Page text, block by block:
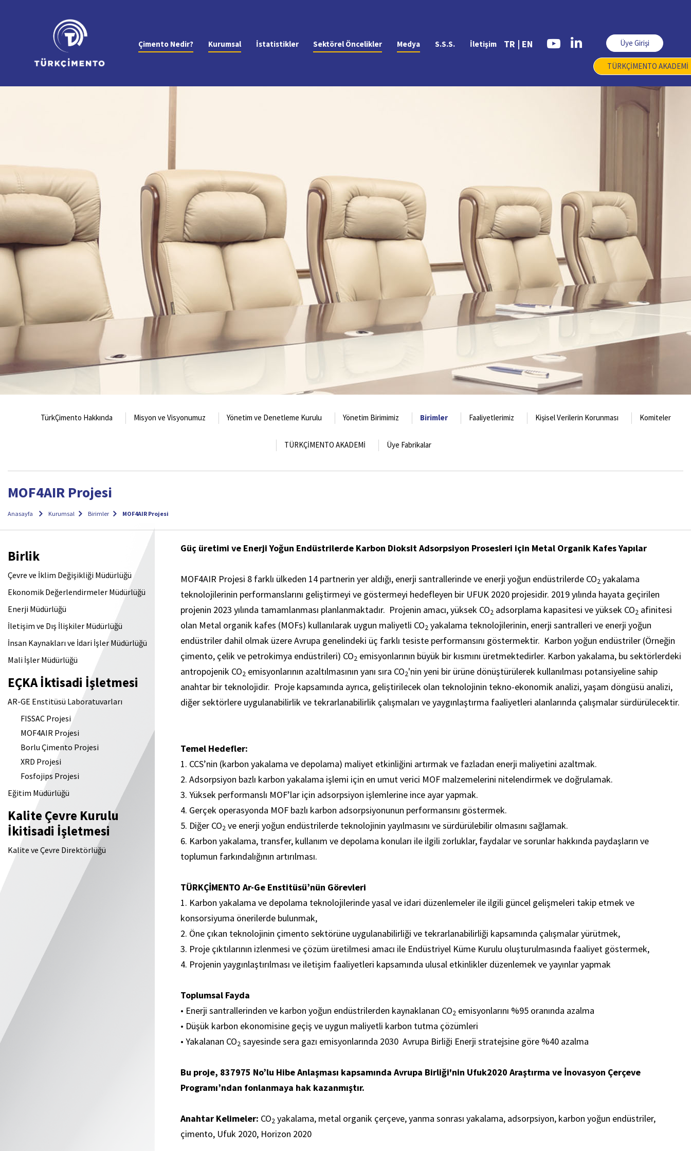
Çimento Nedir? Kurumsal İstatistikler Sektörel Öncelikler Medya S.S.S. İletişim TR | EN Üye Girişi
TÜRKÇİMENTO AKADEMİ
TürkÇimento Hakkında Misyon ve Visyonumuz Yönetim ve Denetleme Kurulu Yönetim Birimimiz Birimler Faaliyetlerimiz Kişisel Verilerin Korunması Komiteler
TÜRKÇİMENTO AKADEMİ Üye Fabrikalar
MOF4AIR Projesi
Anasayfa Kurumsal Birimler MOF4AIR Projesi
Birlik
Çevre ve İklim Değişikliği Müdürlüğü
Ekonomik Değerlendirmeler Müdürlüğü
Enerji Müdürlüğü
İletişim ve Dış İlişkiler Müdürlüğü
İnsan Kaynakları ve İdari İşler Müdürlüğü
Mali İşler Müdürlüğü
EÇKA İktisadi İşletmesi
AR-GE Enstitüsü Laboratuvarları
FISSAC Projesi
MOF4AIR Projesi
Borlu Çimento Projesi
XRD Projesi
Fosfojips Projesi
Eğitim Müdürlüğü
Kalite Çevre Kurulu
İkitisadi İşletmesi
Kalite ve Çevre Direktörlüğü
Güç üretimi ve Enerji Yoğun Endüstrilerde Karbon Dioksit Adsorpsiyon Prosesleri için Metal Organik Kafes Yapılar
MOF4AIR Projesi 8 farklı ülkeden 14 partnerin yer aldığı, enerji santrallerinde ve enerji yoğun endüstrilerde CO2 yakalama
teknolojilerinin performanslarını geliştirmeyi ve göstermeyi hedefleyen bir UFUK 2020 projesidir. 2019 yılında hayata geçirilen
projenin 2023 yılında tamamlanması planlanmaktadır. Projenin amacı, yüksek CO2 adsorplama kapasitesi ve yüksek CO2 afinitesi
olan Metal organik kafes (MOFs) kullanılarak uygun maliyetli CO2 yakalama teknolojilerinin, enerji santralleri ve enerji yoğun
endüstriler dahil olmak üzere Avrupa genelindeki üç farklı tesiste performansını göstermektir. Karbon yoğun endüstriler (Örneğin
çimento, çelik ve petrokimya endüstrileri) CO2 emisyonlarının büyük bir kısmını üretmektedirler. Karbon yakalama, bu sektörlerdeki
antropojenik CO2 emisyonlarının azaltılmasının yanı sıra CO2'nin yeni bir ürüne dönüştürülerek kullanılması potansiyeline sahip
anahtar bir teknolojidir. Proje kapsamında ayrıca, geliştirilecek olan teknolojinin tekno-ekonomik analizi, yaşam döngüsü analizi,
diğer sektörlere uygulanabilirlik ve tekrarlanabilirlik çalışmaları ve yaygınlaştırma faaliyetleri alanlarında çalışmalar sürdürülecektir.
Temel Hedefler:
1. CCS’nin (karbon yakalama ve depolama) maliyet etkinliğini artırmak ve fazladan enerji maliyetini azaltmak.
2. Adsorpsiyon bazlı karbon yakalama işlemi için en umut verici MOF malzemelerini nitelendirmek ve doğrulamak.
3. Yüksek performanslı MOF’lar için adsorpsiyon işlemlerine ince ayar yapmak.
4. Gerçek operasyonda MOF bazlı karbon adsorpsiyonunun performansını göstermek.
5. Diğer CO2 ve enerji yoğun endüstrilerde teknolojinin yayılmasını ve sürdürülebilir olmasını sağlamak.
6. Karbon yakalama, transfer, kullanım ve depolama konuları ile ilgili zorluklar, faydalar ve sorunlar hakkında paydaşların ve
toplumun farkındalığının artırılması.
TÜRKÇİMENTO Ar-Ge Enstitüsü’nün Görevleri
1. Karbon yakalama ve depolama teknolojilerinde yasal ve idari düzenlemeler ile ilgili güncel gelişmeleri takip etmek ve
konsorsiyuma önerilerde bulunmak,
2. Öne çıkan teknolojinin çimento sektörüne uygulanabilirliği ve tekrarlanabilirliği kapsamında çalışmalar yürütmek,
3. Proje çıktılarının izlenmesi ve çözüm üretilmesi amacı ile Endüstriyel Küme Kurulu oluşturulmasında faaliyet göstermek,
4. Projenin yaygınlaştırılması ve iletişim faaliyetleri kapsamında ulusal etkinlikler düzenlemek ve yayınlar yapmak
Toplumsal Fayda
• Enerji santrallerinden ve karbon yoğun endüstrilerden kaynaklanan CO2 emisyonlarını %95 oranında azalma
• Düşük karbon ekonomisine geçiş ve uygun maliyetli karbon tutma çözümleri
• Yakalanan CO2 sayesinde sera gazı emisyonlarında 2030 Avrupa Birliği Enerji stratejsine göre %40 azalma
Bu proje, 837975 No’lu Hibe Anlaşması kapsamında Avrupa Birliği'nin Ufuk2020 Araştırma ve İnovasyon Çerçeve
Programı’ndan fonlanmaya hak kazanmıştır.
Anahtar Kelimeler: CO2 yakalama, metal organik çerçeve, yanma sonrası yakalama, adsorpsiyon, karbon yoğun endüstriler,
çimento, Ufuk 2020, Horizon 2020